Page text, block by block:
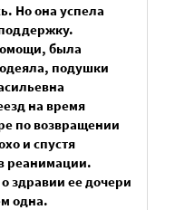
Но она успела
была
подушки
на время
по возвращении
и спустя
реанимации.
здравии ее дочери
одна.